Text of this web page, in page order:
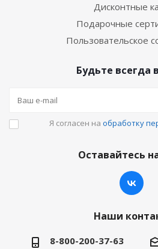
Дисконтные
Подарочные
Пользовательское
Будьте всегда
Я согласен на обработку
Оставайтесь
Наши
8-800-200-37-63